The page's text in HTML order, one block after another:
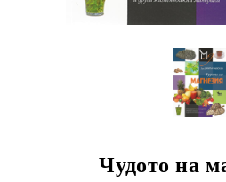
Чудото на